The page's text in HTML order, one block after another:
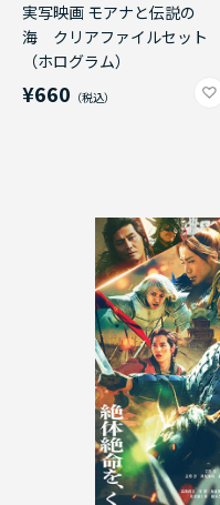
実写映画 モアナと伝説の
海 クリアファイルセット
（ホログラム）
¥660